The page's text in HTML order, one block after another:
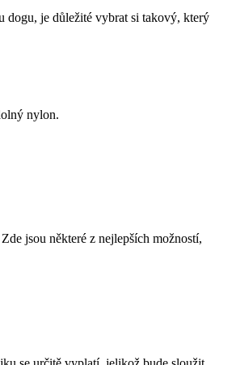
dogu, je důležité vybrat si takový, který
nylon.
jsou některé z nejlepších možností,